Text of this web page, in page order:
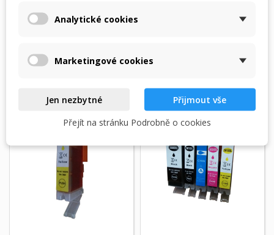
40,00 Kč
Přidat do košíku
Analytické cookies
Marketingové cookies
Jen nezbytné
Přijmout vše
Přejít na stránku Podrobně o cookies